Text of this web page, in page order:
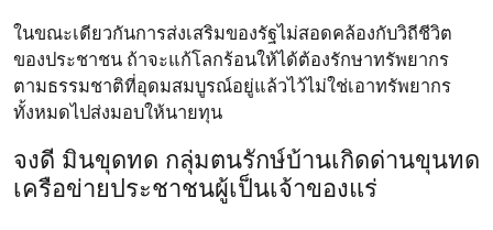
ในขณะเดียวกันการส่งเสริมของรัฐไม่สอดคล้องกับวิถีชีวิต
ของประชาชน ถ้าจะแก้โลกร้อนให้ได้ต้องรักษาทรัพยากร
ตามธรรมชาติที่อุดมสมบูรณ์อยู่แล้วไว้ไม่ใช่เอาทรัพยากร
ทั้งหมดไปส่งมอบให้นายทุน
จงดี มินขุดทด กลุ่มตนรักษ์บ้านเกิดด่านขุนทด
เครือข่ายประชาชนผู้เป็นเจ้าของแร่